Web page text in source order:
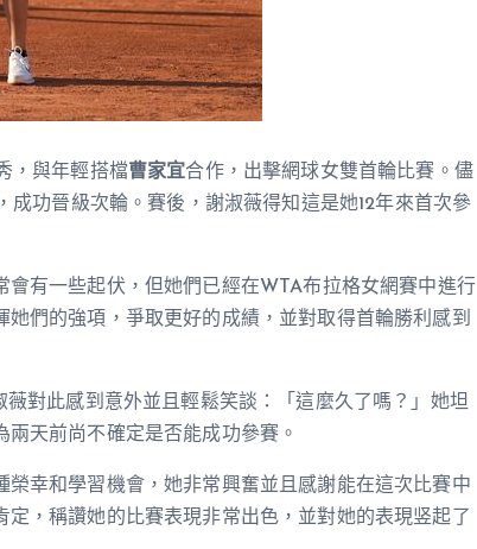
，與年輕搭檔曹家宜合作，出擊網球女雙首輪比賽。儘
功晉級次輪。賽後，謝淑薇得知這是她12年來首次參
有一些起伏，但她們已經在WTA布拉格女網賽中進行
們的強項，爭取更好的成績，並對取得首輪勝利感到
對此感到意外並且輕鬆笑談：「這麼久了嗎？」她坦
天前尚不確定是否能成功參賽。
幸和學習機會，她非常興奮並且感謝能在這次比賽中
，稱讚她的比賽表現非常出色，並對她的表現竖起了